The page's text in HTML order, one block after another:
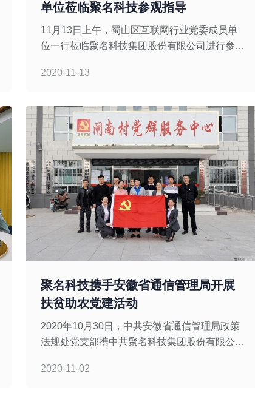
单位莅临聚名科技参观指导
11月13日上午，蜀山区互联网行业党委成员单
位一行莅临聚名科技集团股份有限公司进行参观
燕青陪同参观与指导。
2020-11-13
聚名科技携手安徽省通信管理局开展
扶贫助农党建活动
2020年10月30日，中共安徽省通信管理局政策
法规处党支部携中共聚名科技集团股份有限公司
路支行支部委员会、中共中国移动通信集团安徽
2020-11-02